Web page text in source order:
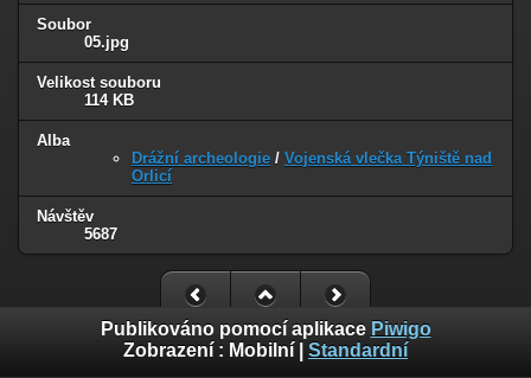
Soubor
05.jpg
Velikost souboru
114 KB
Alba
Drážní archeologie / Vojenská vlečka Týniště nad
Orlicí
Návštěv
5687
Publikováno pomocí aplikace Piwigo
Zobrazení : Mobilní Standardní